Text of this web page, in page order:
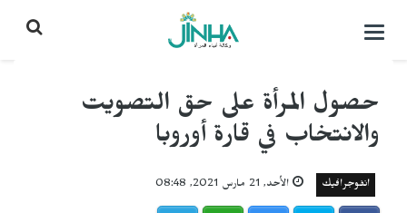
التحكم
حصول المرأة على حق التصويت
والانتخاب في قارة أوروبا
انفوجرافيك الأحد, 21 مارس 2021, 08:48